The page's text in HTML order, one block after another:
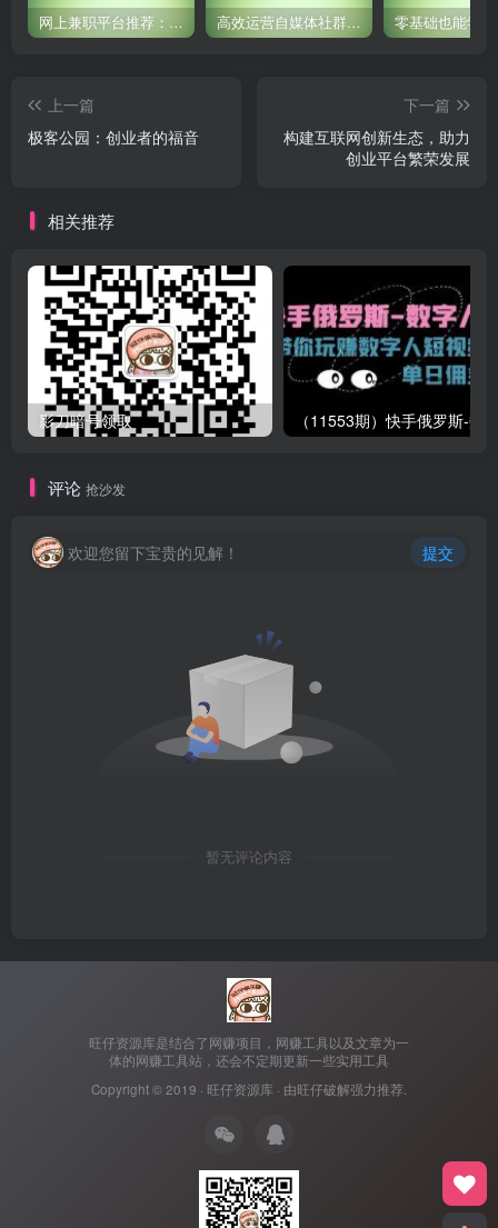
网上兼职平台推荐：国外网赚任务！ 高效运营自媒体社群，让内容更有价值！
上一篇
极客公园：创业者的福音
下一篇
构建互联网创新生态，助力
创业平台繁荣发展
相关推荐
影刀暗号领取
评论 抢沙发
欢迎您留下宝贵的见解！ 提交
暂无评论内容
旺仔资源库是结合了网赚项目，网赚工具以及文章为一
体的网赚工具站，还会不定期更新一些实用工具
Copyright © 2019 · 旺仔资源库 · 由旺仔破解强力推荐.